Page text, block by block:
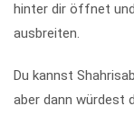
hinter dir öffnet
ausbreiten.
Du kannst
aber dann würdest